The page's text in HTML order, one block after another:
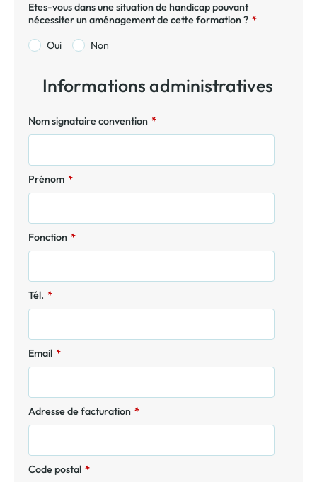
Etes-vous dans une situation de handicap pouvant
nécessiter un aménagement de cette formation ? *
Oui
Non
Informations administratives
Nom signataire convention *
Prénom *
Fonction *
Tél. *
Email *
Adresse de facturation *
Code postal *